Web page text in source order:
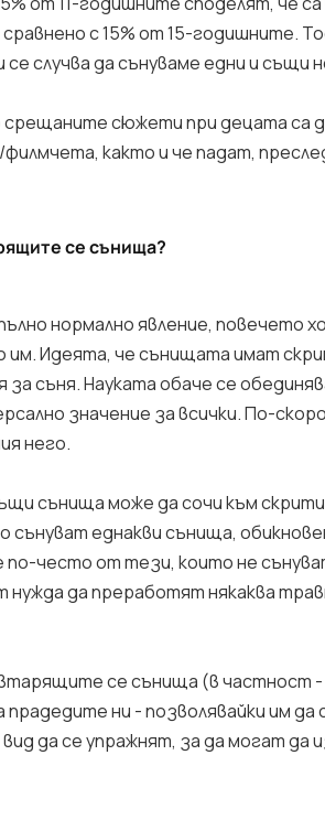
с 15% от 15-годишните.
се случва да сънуваме едни и същи
сюжети при децата са
както и че падат,
се сънища?
нормално явление, повечето
Идеята, че сънищата имат
съня. Науката обаче се
значение за всички. По-
него.
сънища може да сочи към
еднакви сънища,
често от тези, които не
да преработят някаква
се сънища (в частност
ни - позволявайки им
вид да се упражнят, за да могат